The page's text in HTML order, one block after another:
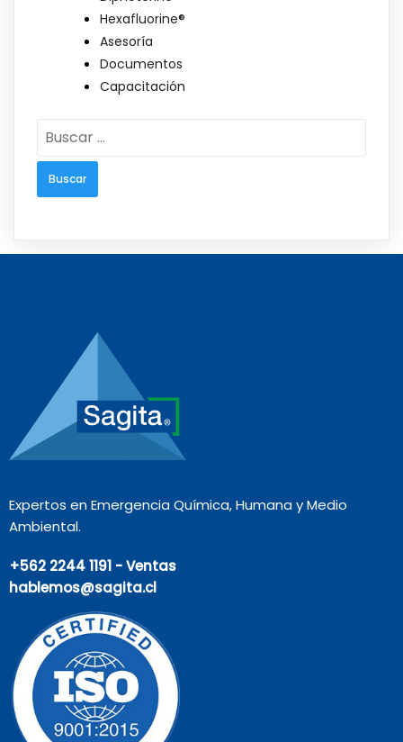
Hexafluorine®
Asesoría
Documentos
Capacitación
Buscar:
Expertos en Emergencia Química, Humana y Medio
Ambiental.
+562 2244 1191 - Ventas
hablemos@sagita.cl